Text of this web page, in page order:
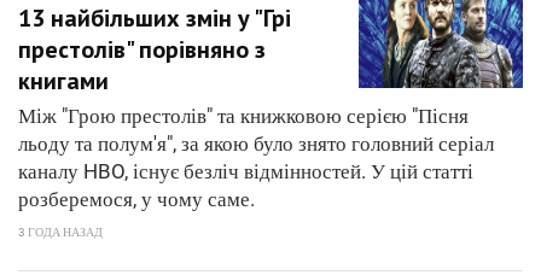
13 найбільших змін у "Грі
престолів" порівняно з
книгами
Між "Грою престолів" та книжковою серією "Пісня
льоду та полум'я", за якою було знято головний серіал
каналу HBO, існує безліч відмінностей. У цій статті
розберемося, у чому саме.
3 ГОДА НАЗАД